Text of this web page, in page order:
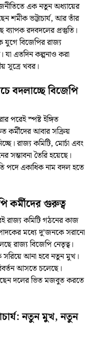
এক নতুন অধ্যায়ের
শমীক ভট্টাচার্য, আর তাঁর
রদবদলের প্রস্তুতি।
যুগে বিজেপির রাজ্য
যা এতদিন কল্পনাও করা
সূত্রে খবর।
বদলাচ্ছে বিজেপি
পরেই স্পষ্ট ইঙ্গিত
কর্মীদের আবার সক্রিয়
রাজ্য কমিটি, মোর্চা এবং
সম্ভাবনা তৈরি হয়েছে।
পদে একাধিক নাম বদল হতে
কর্মীদের গুরুত্ব
রাজ্য কমিটি গঠনের কাজ
মধ্যে দু’জনকে সরানো
রাজ্য বিজেপি নেতৃত্ব।
সরিয়ে আনা হবে নতুন মুখ।
আসতে চলেছে।
দলের ভিত মজবুত করতে
নতুন মুখ, নতুন